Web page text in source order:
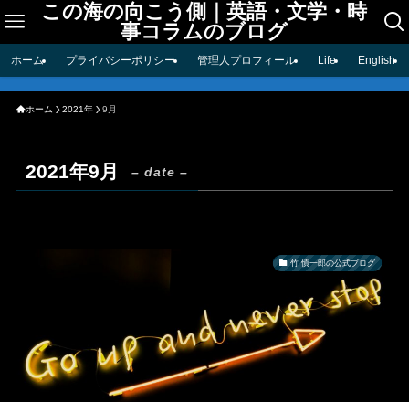
この海の向こう側｜英語・文学・時
事コラムのブログ
ホーム プライバシーポリシー 管理人プロフィール Life English
ホーム 2021年 9月
2021年9月 – date –
竹 慎一郎の公式ブログ